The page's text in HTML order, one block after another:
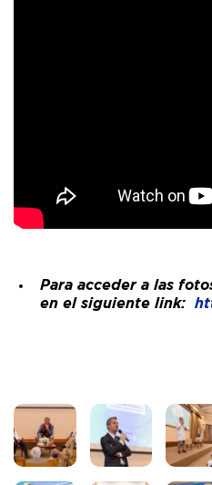
Para acceder a las
en el siguiente link: